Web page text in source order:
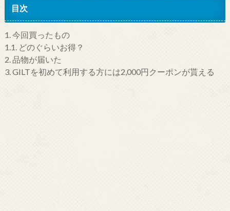
目次
1. 今回買ったもの
1.1.
どのぐらいお得？
2. 品物が届いた
3. GILTを初めて利用する方には2,000円クーポンが貰える